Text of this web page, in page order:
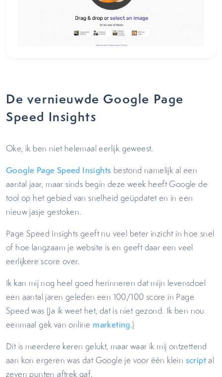
De vernieuwde Google Page
Speed Insights
Oke, ik ben niet helemaal eerlijk geweest.
Google Page Speed Insights bestond namelijk al een
aantal jaar, maar sinds begin deze week heeft Google de
tool op het gebied van snelheid geüpdatet en in een
nieuw jasje gestoken.
Page Speed Insights geeft nu veel beter inzicht in hoe snel
of hoe langzaam je website is en geeft daar een veel
eerlijkere score over.
Ik kan mij nog heel goed herinneren dat mijn levensdoel
een aantal jaren geleden een 100/100 score in Page
Speed was (Ja ik weet het, dat is niet gezond. Ik ben nou
eenmaal gek van online marketing.)
Dit is meerdere keren gelukt, maar waar ik mij ontzettend
aan kon ergeren was dat Google je voor één klein scriptal
zeven punten aftrek gaf.